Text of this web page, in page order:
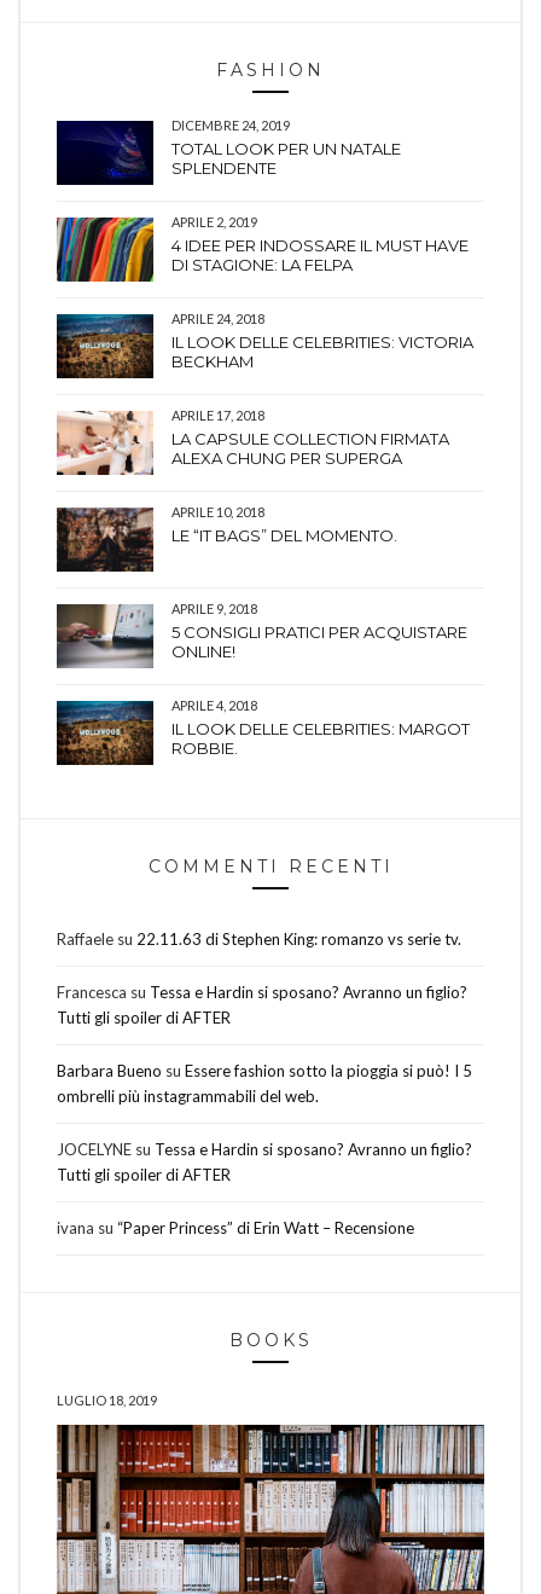
FASHION
DICEMBRE 24, 2019
TOTAL LOOK PER UN NATALE
SPLENDENTE
APRILE 2, 2019
4 IDEE PER INDOSSARE IL MUST HAVE
DI STAGIONE: LA FELPA
APRILE 24, 2018
IL LOOK DELLE CELEBRITIES: VICTORIA
BECKHAM
APRILE 17, 2018
LA CAPSULE COLLECTION FIRMATA
ALEXA CHUNG PER SUPERGA
APRILE 10, 2018
LE “IT BAGS” DEL MOMENTO.
APRILE 9, 2018
5 CONSIGLI PRATICI PER ACQUISTARE
ONLINE!
APRILE 4, 2018
IL LOOK DELLE CELEBRITIES: MARGOT
ROBBIE.
COMMENTI RECENTI
Raffaele su 22.11.63 di Stephen King: romanzo vs serie tv.
Francesca su Tessa e Hardin si sposano? Avranno un figlio?
Tutti gli spoiler di AFTER
Barbara Bueno su Essere fashion sotto la pioggia si può! I 5
ombrelli più instagrammabili del web.
JOCELYNE su Tessa e Hardin si sposano? Avranno un figlio?
Tutti gli spoiler di AFTER
ivana su “Paper Princess” di Erin Watt – Recensione
BOOKS
LUGLIO 18, 2019